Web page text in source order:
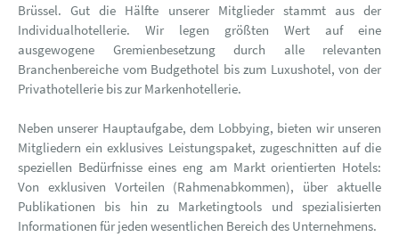
Brüssel. Gut die Hälfte unserer Mitglieder stammt aus der
Individualhotellerie. Wir legen größten Wert auf eine
ausgewogene Gremienbesetzung durch alle relevanten
Branchenbereiche vom Budgethotel bis zum Luxushotel, von der
Privathotellerie bis zur Markenhotellerie.
Neben unserer Hauptaufgabe, dem Lobbying, bieten wir unseren
Mitgliedern ein exklusives Leistungspaket, zugeschnitten auf die
speziellen Bedürfnisse eines eng am Markt orientierten Hotels:
Von exklusiven Vorteilen (Rahmenabkommen), über aktuelle
Publikationen bis hin zu Marketingtools und spezialisierten
Informationen für jeden wesentlichen Bereich des Unternehmens.